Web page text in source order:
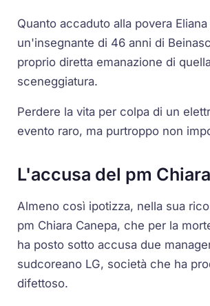
Quanto accaduto alla povera Eliana
un'insegnante di 46 anni di
proprio diretta emanazione di
sceneggiatura.
Perdere la vita per colpa di un
evento raro, ma purtroppo non
L'accusa del pm
Almeno così ipotizza, nella sua
pm Chiara Canepa, che per la
ha posto sotto accusa due
sudcoreano LG, società che ha
difettoso.